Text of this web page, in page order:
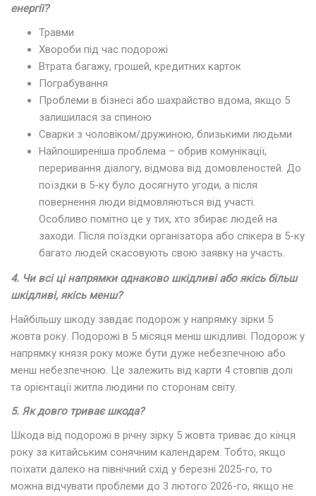
енергії?
Травми
Хвороби під час подорожі
Втрата багажу, грошей, кредитних карток
Пограбування
Проблеми в бізнесі або шахрайство вдома, якщо 5
залишилася за спиною
Сварки з чоловіком/дружиною, близькими людьми
Найпоширеніша проблема – обрив комунікації,
переривання діалогу, відмова від домовленостей. До
поїздки в 5-ку було досягнуто угоди, а після
повернення люди відмовляються від участі.
Особливо помітно це у тих, хто збирає людей на
заходи. Після поїздки організатора або спікера в 5-ку
багато людей скасовують свою заявку на участь.
4. Чи всі ці напрямки однаково шкідливі або якісь більш
шкідливі, якісь менш?
Найбільшу шкоду завдає подорож у напрямку зірки 5
жовта року. Подорожі в 5 місяця менш шкідливі. Подорож у
напрямку князя року може бути дуже небезпечною або
менш небезпечною. Це залежить від карти 4 стовпів долі
та орієнтації житла людини по сторонам світу.
5. Як довго триває шкода?
Шкода від подорожі в річну зірку 5 жовта триває до кінця
року за китайським сонячним календарем. Тобто, якщо
поїхати далеко на північний схід у березні 2025-го, то
можна відчувати проблеми до 3 лютого 2026-го, якщо не